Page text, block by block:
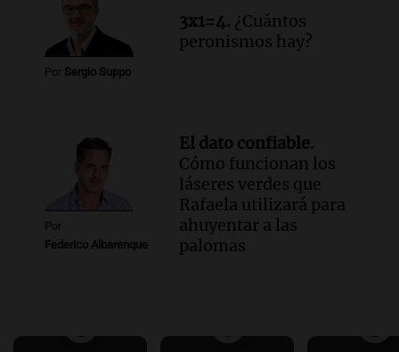
Por Sergio Suppo
3x1=4. ¿Cuántos
peronismos hay?
Por
Federico Albarenque
El dato confiable.
Cómo funcionan los
láseres verdes que
Rafaela utilizará para
ahuyentar a las
palomas